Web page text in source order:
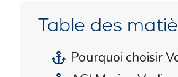
Table des
Pourquoi choisir